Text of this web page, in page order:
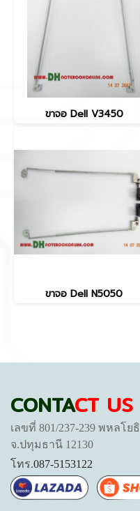
ขาจอ Dell V3450
ขาจอ Dell N5050
CONTACT US
เลขที่ 801/237-239 พหลโ
จ.ปทุมธานี 12130
โทร.087-5153122